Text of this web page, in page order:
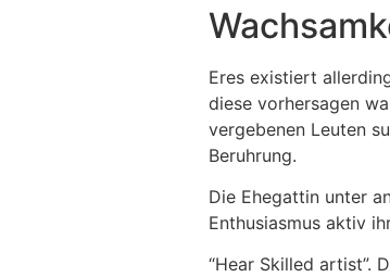
Eres existiert
diese vorhersagen
vergebenen Leuten
Beruhrung.
Die Ehegattin unter
Enthusiasmus aktiv
“Hear Skilled artist”.